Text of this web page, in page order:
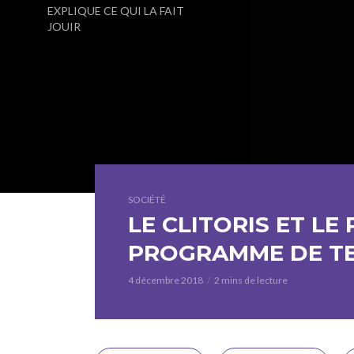
EXPLIQUE CE QUI LA FAIT
JOUIR
SOCIÉTÉ
LE CLITORIS ET LE
PROGRAMME DE
4 décembre 2018 2 mins de lecture